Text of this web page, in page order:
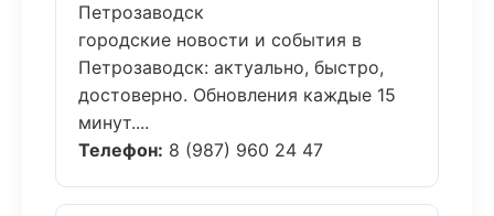
Петрозаводск
городские новости и события в
Петрозаводск: актуально, быстро,
достоверно. Обновления каждые 15
минут....
Телефон: 8 (987) 960 24 47